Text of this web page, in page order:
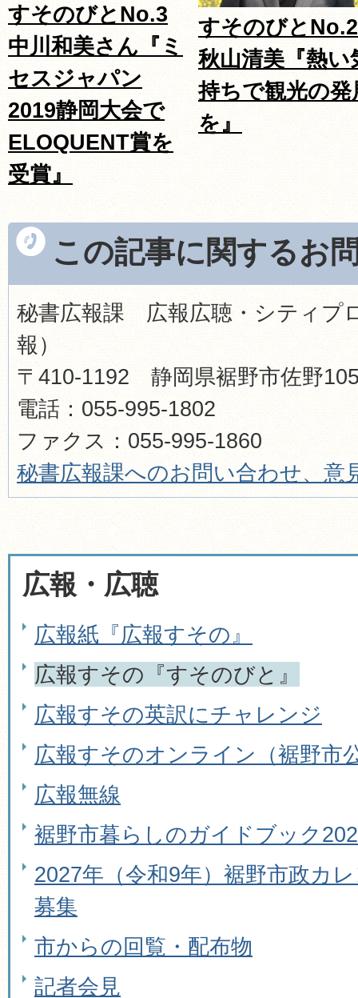
すそのびとNo.3
中川和美さん『ミ
セスジャパン
2019静岡大会で
ELOQUENT賞を
受賞』
すそのびとNo.2
秋山清美『熱い
持ちで観光の発
を』
この記事に関するお
秘書広報課 広報広聴・シティプ
報）
〒410-1192 静岡県裾野市佐野
電話：055-995-1802
ファクス：055-995-1860​​​​​​​
秘書広報課へのお問い合わせ、意
広報・広聴
広報紙『広報すその』
広報すその『すそのびと』
広報すその英訳にチャレンジ
広報すそのオンライン（裾野市
広報無線
裾野市暮らしのガイドブック
2027年（令和9年）裾野市政カ
募集
市からの回覧・配布物
記者会見